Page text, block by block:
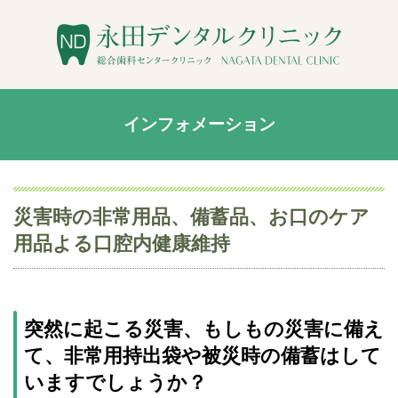
インフォメーション
災害時の非常用品、備蓄品、お口のケア
用品よる口腔内健康維持
突然に起こる災害、もしもの災害に備え
て、非常用持出袋や被災時の備蓄はして
いますでしょうか？